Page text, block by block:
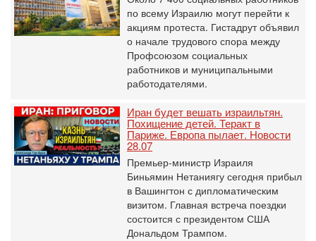
по всему Израилю могут перейти к
акциям протеста. Гистадрут объявил
о начале трудового спора между
Профсоюзом социальных
работников и муниципальными
работодателями.
Иран будет вешать израильтян.
Похищение детей. Теракт в
Париже. Европа пылает. Новости
28.07
Премьер-министр Израиля
Биньямин Нетаниягу сегодня прибыл
в Вашингтон с дипломатическим
визитом. Главная встреча поездки
состоится с президентом США
Дональдом Трампом.